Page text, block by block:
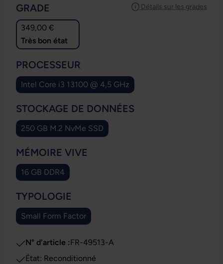
Détails sur les grades
SÉLECTIONNEZ
GRADE
349,00 €
Très bon état
SÉLECTIONNEZ
PROCESSEUR
Intel Core i3 13100 @ 4,5 GHz
SÉLECTIONNEZ
STOCKAGE DE DONNÉES
250 GB M.2 NvMe SSD
SÉLECTIONNEZ
MÉMOIRE VIVE
16 GB DDR4
SÉLECTIONNEZ
TYPOLOGIE
Small Form Factor
N° d'article :FR-49513-A
État: Reconditionné